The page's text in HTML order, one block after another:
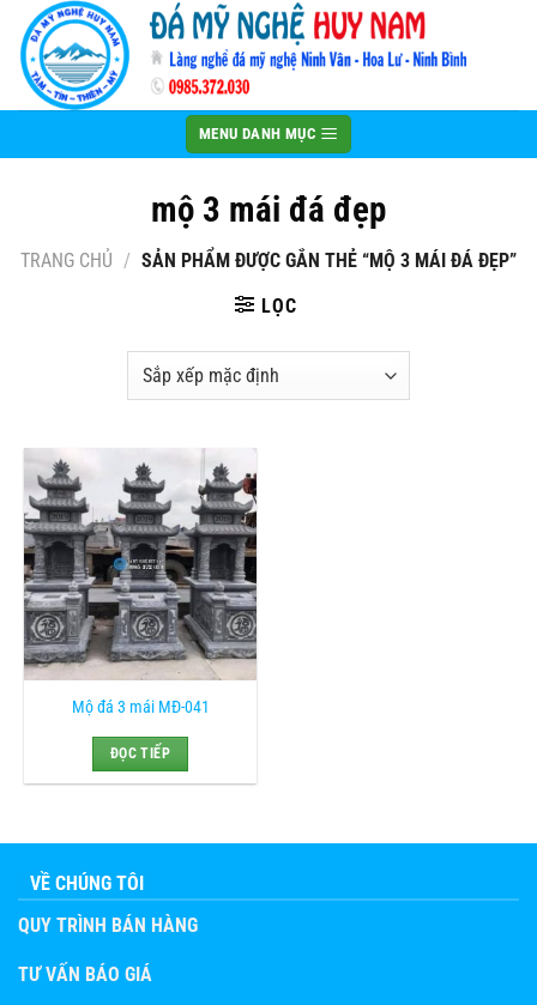
qua
nội
MENU DANH MỤC
mộ 3 mái đá đẹp
TRANG CHỦ / SẢN PHẨM ĐƯỢC GẮN THẺ “MỘ 3 MÁI ĐÁ ĐẸP”
LỌC
Mộ đá 3 mái MĐ-041
ĐỌC TIẾP
VỀ CHÚNG TÔI
QUY TRÌNH BÁN HÀNG
TƯ VẤN BÁO GIÁ